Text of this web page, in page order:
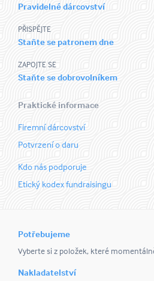
Pravidelné dárcovství
PŘISPĚJTE
Staňte se patronem dne
ZAPOJTE SE
Staňte se dobrovolníkem
Praktické informace
Firemní dárcovství
Potvrzení o daru
Kdo nás podporuje
Etický kodex fundraisingu
Potřebujeme
Vyberte si z položek, které
Nakladatelství